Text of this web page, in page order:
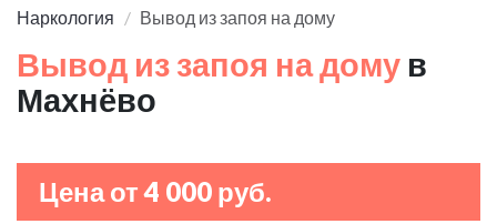
Наркология Вывод из запоя на дому
Вывод из запоя на дому в
Махнёво
Цена от 4 000 руб.